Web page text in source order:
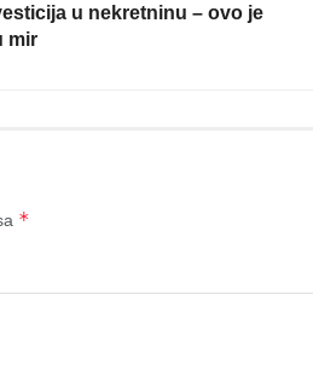
u nekretninu – ovo je
mir
*